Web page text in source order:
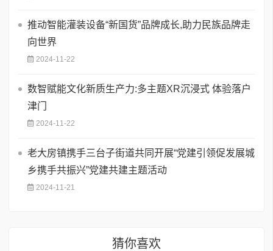
推动智能灌装设备“新国货”品牌成长,助力民族品牌走
向世界
2024-11-22
数智赋能文化新质生产力:多主题XR沉浸式 体验落户
津门
2024-11-22
老大房镇携手三台子街道共同开展“党建引领促发展城
乡携手共振兴”党建共建主题活动
2024-11-21
猜你喜欢